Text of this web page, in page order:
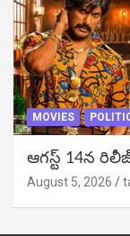
MOVIES
ఆగస్ట్ 14న
August 5, 2026